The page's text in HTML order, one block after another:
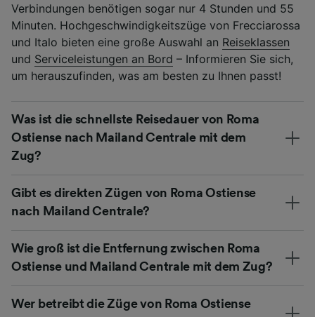
Verbindungen benötigen sogar nur 4 Stunden und 55
Minuten. Hochgeschwindigkeitszüge von Frecciarossa
und Italo bieten eine große Auswahl an Reiseklassen
und Serviceleistungen an Bord – Informieren Sie sich,
um herauszufinden, was am besten zu Ihnen passt!
Was ist die schnellste Reisedauer von Roma
Ostiense nach Mailand Centrale mit dem
Zug?
Gibt es direkten Zügen von Roma Ostiense
nach Mailand Centrale?
Wie groß ist die Entfernung zwischen Roma
Ostiense und Mailand Centrale mit dem Zug?
Wer betreibt die Züge von Roma Ostiense